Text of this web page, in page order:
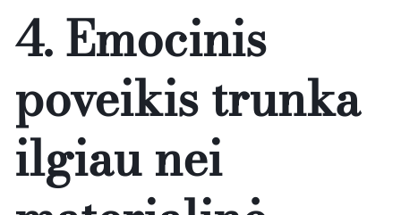
4. Emocinis
poveikis trunka
ilgiau nei